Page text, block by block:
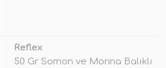
Reflex
50 Gr Somon ve Morina Balıklı